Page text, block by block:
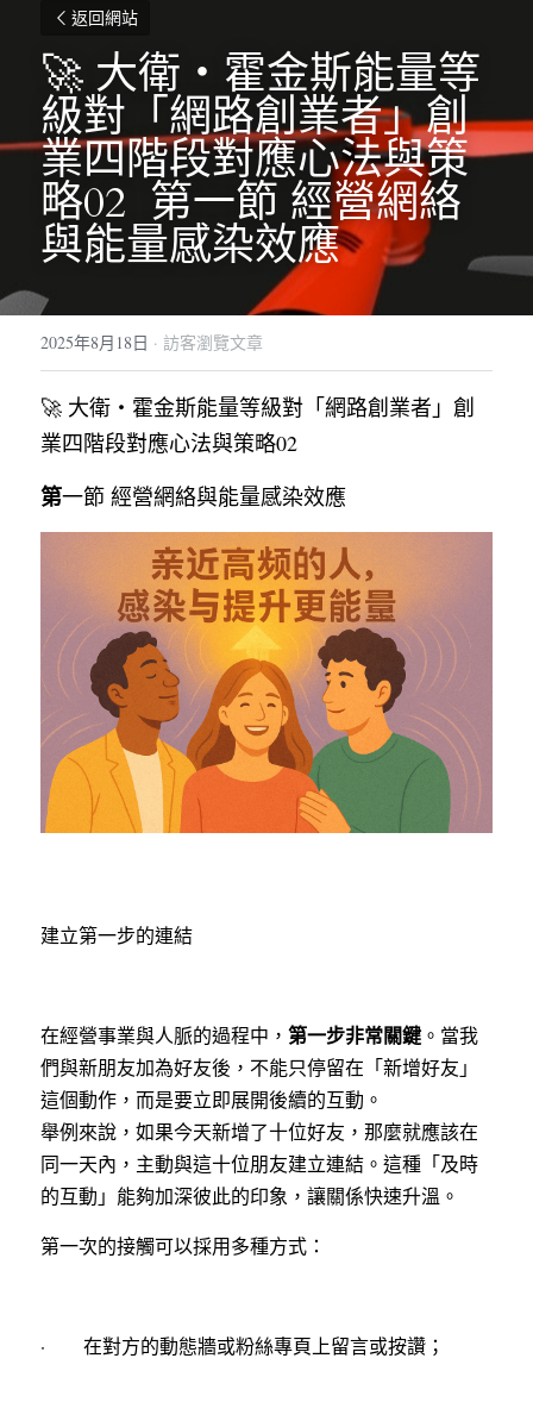
返回網站
🚀 大衛・霍金斯能量等
級對「網路創業者」創
業四階段對應心法與策
略02  第一節 經營網絡
與能量感染效應
2025年8月18日 · 訪客瀏覽文章
🚀 大衛・霍金斯能量等級對「網路創業者」創
業四階段對應心法與策略02
第一節 經營網絡與能量感染效應
建立第一步的連結
在經營事業與人脈的過程中， 第一步非常關鍵 。當我
們與新朋友加為好友後，不能只停留在「新增好友」
這個動作，而是要立即展開後續的互動。
舉例來說，如果今天新增了十位好友，那麼就應該在
同一天內，主動與這十位朋友建立連結。這種「及時
的互動」能夠加深彼此的印象，讓關係快速升溫。
第一次的接觸可以採用多種方式：
·        在對方的動態牆或粉絲專頁上留言或按讚；